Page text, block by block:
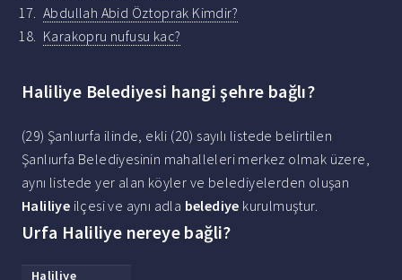
Abdullah Abid Öztoprak Kimdir?
Karakopru nufusu kac?
Haliliye Belediyesi hangi şehre bağlı?
(29) Şanlıurfa ilinde, ekli (20) sayılı listede belirtilen
Şanlıurfa Belediyesinin mahalleleri merkez olmak üzere,
aynı listede yer alan köyler ve belediyelerden oluşan
Haliliye ilçesi ve aynı adla belediye kurulmuştur.
Urfa Haliliye nereye bağli?
Haliliye